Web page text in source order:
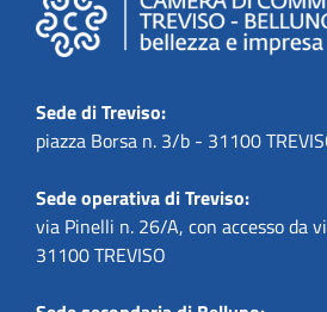
Sede di Treviso:
piazza Borsa n. 3/b - 31100
Sede operativa di Treviso:
via Pinelli n. 26/A, con accesso da
31100 TREVISO